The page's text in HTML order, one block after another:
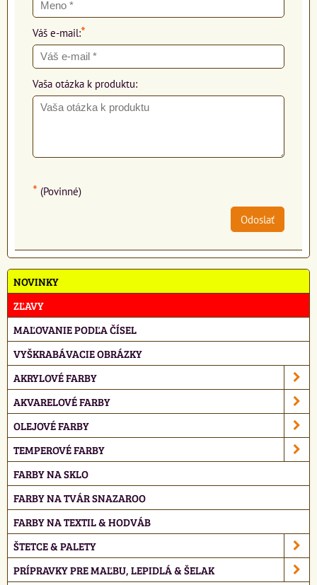
Váš e-mail:*
Vaša otázka k produktu:
* (Povinné)
Odoslať
NOVINKY
ZĽAVY
MAĽOVANIE PODĽA ČÍSEL
VYŠKRABÁVACIE OBRÁZKY
AKRYLOVÉ FARBY
AKVARELOVÉ FARBY
OLEJOVÉ FARBY
TEMPEROVÉ FARBY
FARBY NA SKLO
FARBY NA TVÁR SNAZAROO
FARBY NA TEXTIL & HODVÁB
ŠTETCE & PALETY
PRÍPRAVKY PRE MAĽBU, LEPIDLÁ & ŠELAK